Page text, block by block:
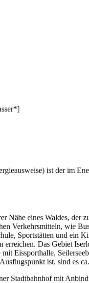
ist der im
Nähe eines Waldes,
Verkehrsmitteln, wie
Sportstätten und ein
Das Gebiet
Eissporthalle,
ist, sind es
Stadtbahnhof mit